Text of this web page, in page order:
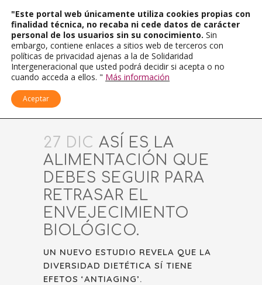
27 DIC ASÍ ES LA
ALIMENTACIÓN QUE
DEBES SEGUIR PARA
RETRASAR EL
ENVEJECIMIENTO
BIOLÓGICO.
UN NUEVO ESTUDIO REVELA QUE LA
DIVERSIDAD DIETÉTICA SÍ TIENE
EFETOS ‘ANTIAGING’.
"Este portal web únicamente utiliza cookies propias con
finalidad técnica, no recaba ni cede datos de carácter
personal de los usuarios sin su conocimiento. Sin
embargo, contiene enlaces a sitios web de terceros con
políticas de privacidad ajenas a la de Solidaridad
Intergeneracional que usted podrá decidir si acepta o no
cuando acceda a ellos. " Más información
Aceptar